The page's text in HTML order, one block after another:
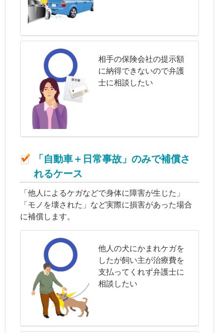
相手の保険会社の提示額
に納得できないので弁護
士に相談したい
「自動車＋日常事故」のみで補償さ
れるケース
「他人によるケガなどで身体に障害が生じた」
「モノを壊された」など実際に損害があった場合
に補償します。
他人の犬にかまれケガを
したが飼い主が治療費を
支払ってくれず弁護士に
相談したい